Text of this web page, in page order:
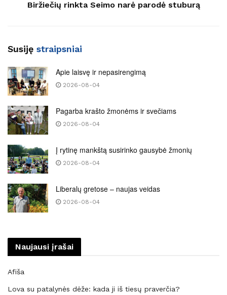
Biržiečių rinkta Seimo narė parodė stuburą
Susiję straipsniai
Apie laisvę ir nepasirengimą
2026-08-04
Pagarba krašto žmonėms ir svečiams
2026-08-04
Į rytinę mankštą susirinko gausybė žmonių
2026-08-04
Liberalų gretose – naujas veidas
2026-08-04
Naujausi įrašai
Afiša
Lova su patalynės dėže: kada ji iš tiesų praverčia?